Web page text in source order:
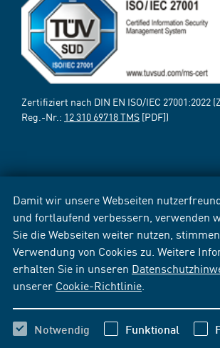
Damit wir unsere Webseiten
und fortlaufend verbessern, verwenden
Sie die Webseiten weiter nutzen,
Verwendung von Cookies zu. Weitere
erhalten Sie in unseren
unserer Cookie-Richtlinie
Notwendig Funktional
Zertifiziert nach DIN EN ISO/IEC 27001:2022
Reg.-Nr.: 12 310 69718 TMS [PDF])